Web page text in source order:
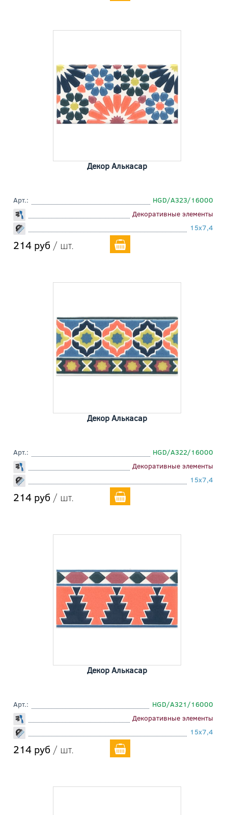
Декор Алькасар
Арт.:
HGD/A323/16000
Декоративные элементы
15x7,4
214 руб / шт.
Декор Алькасар
Арт.:
HGD/A322/16000
Декоративные элементы
15x7,4
214 руб / шт.
Декор Алькасар
Арт.:
HGD/A321/16000
Декоративные элементы
15x7,4
214 руб / шт.